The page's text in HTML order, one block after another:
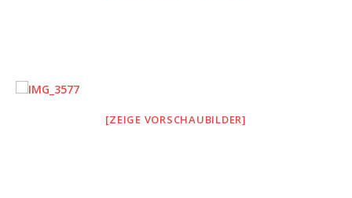
[ZEIGE VORSCHAUBILDER]